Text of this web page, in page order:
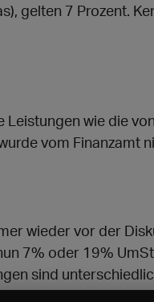
gelten 7 Prozent.
Leistungen wie die
vom Finanzamt
wieder vor der
7% oder 19%
sind